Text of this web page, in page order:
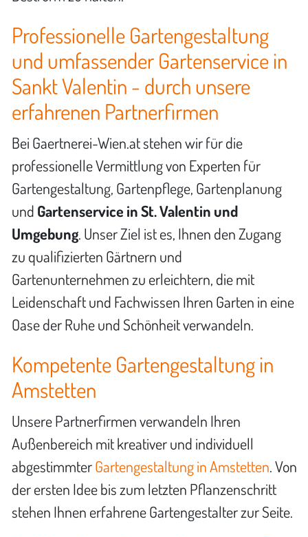
Professionelle Gartengestaltung
und umfassender Gartenservice in
Sankt Valentin - durch unsere
erfahrenen Partnerfirmen
Bei Gaertnerei-Wien.at stehen wir für die
professionelle Vermittlung von Experten für
Gartengestaltung, Gartenpflege, Gartenplanung
und Gartenservice in St. Valentin und
Umgebung. Unser Ziel ist es, Ihnen den Zugang
zu qualifizierten Gärtnern und
Gartenunternehmen zu erleichtern, die mit
Leidenschaft und Fachwissen Ihren Garten in eine
Oase der Ruhe und Schönheit verwandeln.
Kompetente Gartengestaltung in
Amstetten
Unsere Partnerfirmen verwandeln Ihren
Außenbereich mit kreativer und individuell
abgestimmterGartengestaltung in Amstetten. Von
der ersten Idee bis zum letzten Pflanzenschritt
stehen Ihnen erfahrene Gartengestalter zur Seite.